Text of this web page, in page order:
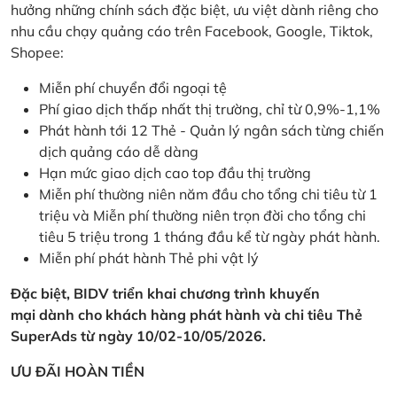
hưởng những chính sách đặc biệt, ưu việt dành riêng cho
nhu cầu chạy quảng cáo trên Facebook, Google, Tiktok,
Shopee:
Miễn phí chuyển đổi ngoại tệ
Phí giao dịch thấp nhất thị trường, chỉ từ 0,9%-1,1%
Phát hành tới 12 Thẻ - Quản lý ngân sách từng chiến
dịch quảng cáo dễ dàng
Hạn mức giao dịch cao top đầu thị trường
Miễn phí thường niên năm đầu cho tổng chi tiêu từ 1
triệu và Miễn phí thường niên trọn đời cho tổng chi
tiêu 5 triệu trong 1 tháng đầu kể từ ngày phát hành.
Miễn phí phát hành Thẻ phi vật lý
Đặc biệt, BIDV triển khai chương trình khuyến
mại dành cho khách hàng phát hành và chi tiêu Thẻ
SuperAds từ ngày 10/02-10/05/2026.
ƯU ĐÃI HOÀN TIỀN